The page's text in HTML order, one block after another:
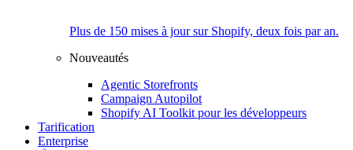
Plus de 150 mises à jour sur Shopify, deux fois par an.
Nouveautés
Agentic Storefronts
Campaign Autopilot
Shopify AI Toolkit pour les développeurs
Tarification
Enterprise